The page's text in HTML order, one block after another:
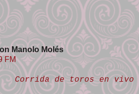
Manolo Molés
Corrida de toros en vivo